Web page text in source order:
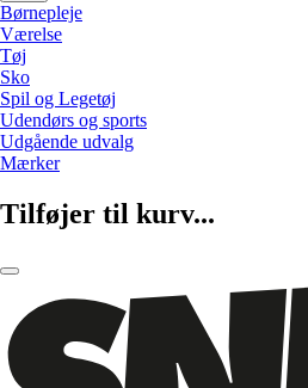
Børnepleje
Værelse
Tøj
Sko
Spil og Legetøj
Udendørs og sports
Udgående udvalg
Mærker
Tilføjer til kurv...